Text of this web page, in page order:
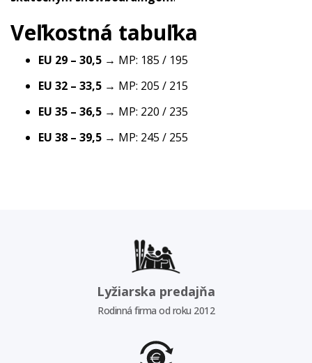
Veľkostná tabuľka
EU 29 – 30,5 → MP: 185 / 195
EU 32 – 33,5 → MP: 205 / 215
EU 35 – 36,5 → MP: 220 / 235
EU 38 – 39,5 → MP: 245 / 255
Lyžiarska predajňa
Rodinná firma od roku 2012